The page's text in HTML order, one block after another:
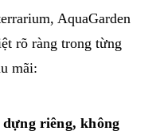
AquaGarden
rõ ràng trong từng
mãi:
riêng, không